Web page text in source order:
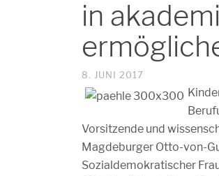
in
8. JUNI 2017
Vorsitzende und
Magdeburger Otto-von-
Sozialdemokratischer